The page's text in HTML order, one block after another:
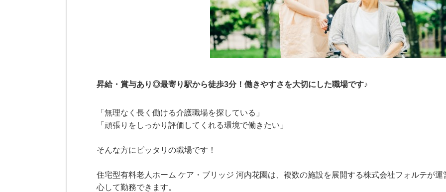
昇給・賞与あり◎最寄り駅から徒歩3分！働きやすさを大切にした職場です♪
「無理なく長く働ける介護職場を探している」
「頑張りをしっかり評価してくれる環境で働きたい」
そんな方にピッタリの職場です！
住宅型有料老人ホーム ケア・ブリッジ 河内花園は、複数の施設を展開する株式会社フォルテが
心して勤務できます。